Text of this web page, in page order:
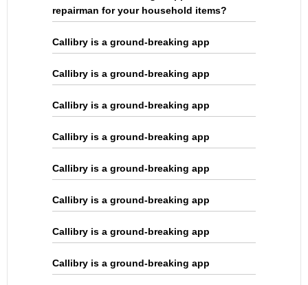
repairman for your household items?
Callibry is a ground-breaking app
Callibry is a ground-breaking app
Callibry is a ground-breaking app
Callibry is a ground-breaking app
Callibry is a ground-breaking app
Callibry is a ground-breaking app
Callibry is a ground-breaking app
Callibry is a ground-breaking app